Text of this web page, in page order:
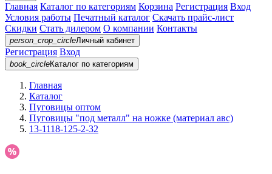
Главная Каталог по категориям Корзина Регистрация Вход
Условия работы Печатный каталог Скачать прайс-лист
Скидки Стать дилером О компании Контакты
person_crop_circleЛичный кабинет
Регистрация Вход
book_circleКаталог по категориям
Главная
Каталог
Пуговицы оптом
Пуговицы "под металл" на ножке (материал авс)
13-1118-125-2-32